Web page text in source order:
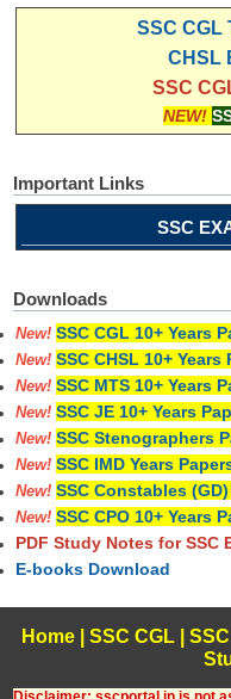
SSC CGL
CHSL
SSC
NEW!
Important Links
SSC
Downloads
New! SSC CGL 10+ Years
New! SSC CHSL 10+ Years
New! SSC MTS 10+ Years
New! SSC JE 10+ Years
New! SSC Stenographers
New! SSC IMD Years
New! SSC Constables
New! SSC CPO 10+ Years
PDF Study Notes for SSC
E-books Download
Home| SSC CGL|